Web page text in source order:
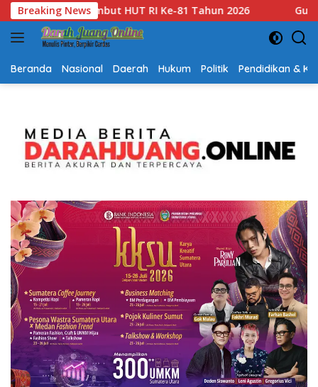
Langsung
ke
konten
Breaking News
Gubernur Kalsel H. Muhidin Apresiasi Polda Kalsel
Beranda Nasional Daerah Hukum Politik Pendidikan &